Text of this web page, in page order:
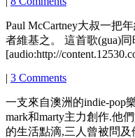
Paul McCartney大叔一把
者維基之。 這首歌(gua)
[audio:http://
| 3 Comments
一支來自澳洲的indie-pop
mark和marty主力創作.他
的生活點滴,三人曾被問及